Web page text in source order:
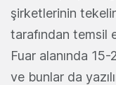
şirketlerinin
tarafından temsil
Fuar alanında
ve bunlar da